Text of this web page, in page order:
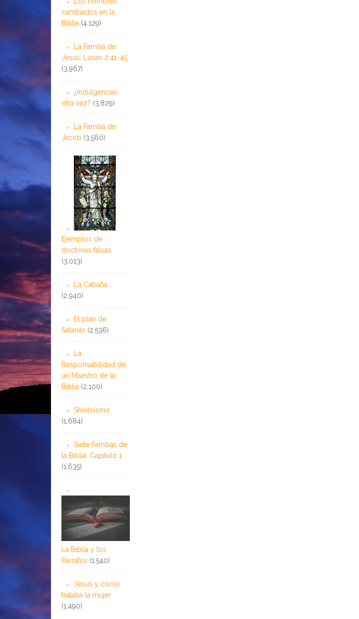
cambiados en la
Biblia (4,129)
La Familia de
Jesús: Lucas 2:41-45
(3,967)
¿Indulgencias
otra vez? (3,829)
La Familia de
Jacob (3,560)
Ejemplos de
doctrinas falsas
(3,013)
La Cabaña
(2,940)
El plan de
Satanás (2,536)
La
Responsabilidad de
un Maestro de la
Biblia (2,100)
Shintoísmo
(1,684)
Siete Familias de
la Biblia: Capítulo 1
(1,635)
La Biblia y los
Párrafos (1,540)
Jesús y cómo
trataba la mujer
(1,490)